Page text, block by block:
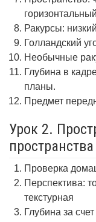
Ракурсы:
Голландский
Необычные
Глубина в
планы.
Предмет
Урок 2.
пространства
Проверка
Перспектива:
текстурная
Глубина за